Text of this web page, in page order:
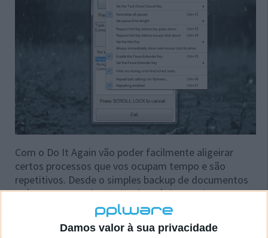
Damos valor à sua privacidade
Com o Do It Again vão poder facilmente aligeirar
certos processos que vos ocupam tempo e são
repetitivos. Desde o simples backup de documentos
até ao acesso a determinadas páginas web.
Executem no modo de aprendizagem e o Do It Again